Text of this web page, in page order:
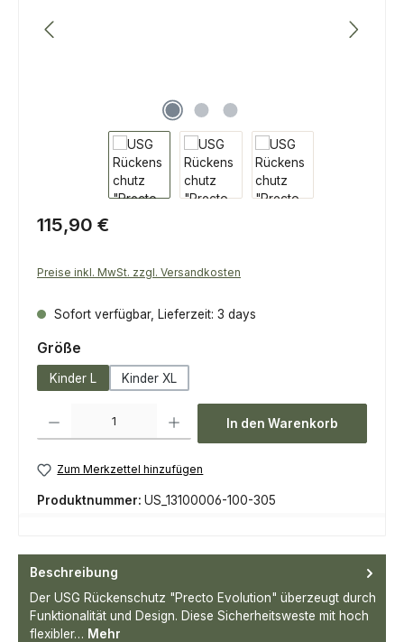
Regulärer Preis:
115,90 €
Preise inkl. MwSt. zzgl. Versandkosten
Sofort verfügbar, Lieferzeit: 3 days
Größe
Kinder L Kinder XL
In den Warenkorb
Zum Merkzettel hinzufügen
Produktnummer: US_13100006-100-305
Beschreibung
Der USG Rückenschutz "Precto Evolution" überzeugt durch
Funktionalität und Design. Diese Sicherheitsweste mit hoch
flexibler… Mehr